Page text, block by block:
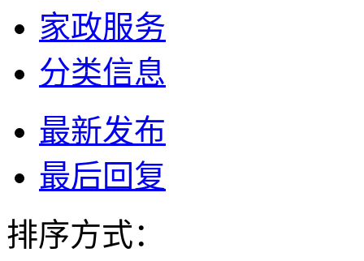
家政服务
分类信息
最新发布
最后回复
排序方式：